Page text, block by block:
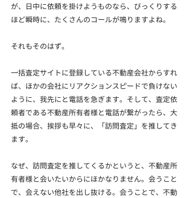
が、日中に依頼を掛けようものなら、びっくりする
ほど瞬時に、たくさんのコールが鳴りますよね。
それもそのはず。
一括査定サイトに登録している不動産会社からすれ
ば、ほかの会社にリアクションスピードで負けない
ように、我先にと電話を急ぎます。そして、査定依
頼者である不動産所有者様と電話が繋がったら、大
抵の場合、挨拶も早々に、「訪問査定」を推してき
ます。
なぜ、訪問査定を推してくるかというと、不動産所
有者様と会いたいからにほかなりません。会うこと
で、会えない他社を出し抜ける。会うことで、不動